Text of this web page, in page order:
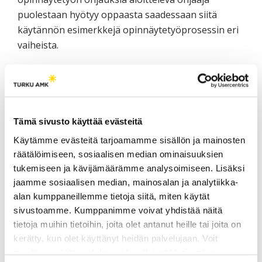
Tämä sivusto käyttää evästeitä
Käytämme evästeitä tarjoamamme sisällön ja mainosten
räätälöimiseen, sosiaalisen median ominaisuuksien
tukemiseen ja kävijämäärämme analysoimiseen. Lisäksi
jaamme sosiaalisen median, mainosalan ja analytiikka-
alan kumppaneillemme tietoja siitä, miten käytät
sivustoamme. Kumppanimme voivat yhdistää näitä
tietoja muihin tietoihin, joita olet antanut heille tai joita on
kerätty, kun olet käyttänyt heidän palvelujaan. Voit
muuttaa evästeasetuksiesi hyväksyntää sivuston
puolestaan hyötyy oppaasta saadessaan siitä
käytännön esimerkkejä opinnäytetyöprosessin eri
vaiheista.
Opas on kirjoitettu elävästi huumoria unohtamatta.
Se, miten hyvin se soveltuu tällaiseen asiapitoiseen
Kirjoittaja
Päivikki Lahtinen, lehtori, KT, THM, LAB-
ammattikorkeakoulu, paivikki.lahtinen(at)lab.fi.